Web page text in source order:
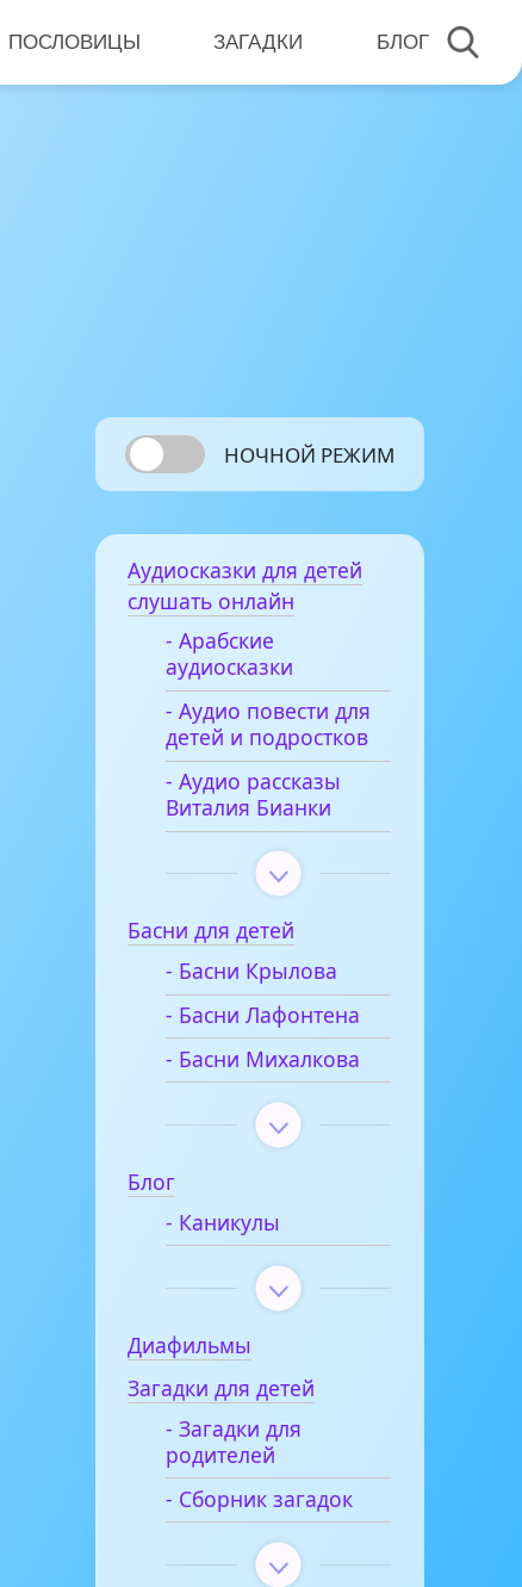
ПОСЛОВИЦЫ ЗАГАДКИ БЛОГ
НОЧНОЙ РЕЖИМ
Аудиосказки для детей
слушать онлайн
- Арабские
аудиосказки
- Аудио повести для
детей и подростков
- Аудио рассказы
Виталия Бианки
Басни для детей
- Басни Крылова
- Басни Лафонтена
- Басни Михалкова
Блог
- Каникулы
Диафильмы
Загадки для детей
- Загадки для
родителей
- Сборник загадок